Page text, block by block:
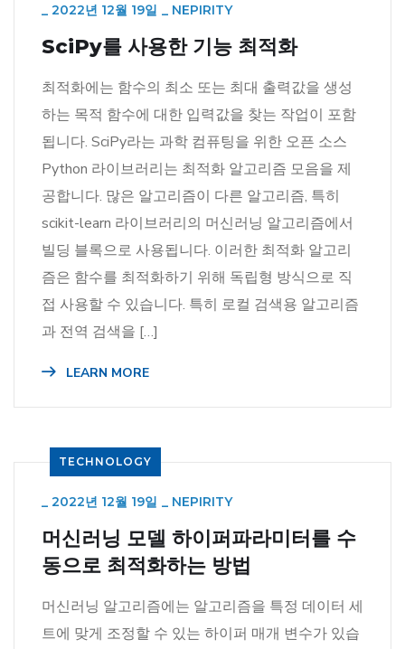
_ 2022년 12월 19일 _ NEPIRITY
SciPy를 사용한 기능 최적화
최적화에는 함수의 최소 또는 최대 출력값을 생성
하는 목적 함수에 대한 입력값을 찾는 작업이 포함
됩니다. SciPy라는 과학 컴퓨팅을 위한 오픈 소스
Python 라이브러리는 최적화 알고리즘 모음을 제
공합니다. 많은 알고리즘이 다른 알고리즘, 특히
scikit-learn 라이브러리의 머신러닝 알고리즘에서
빌딩 블록으로 사용됩니다. 이러한 최적화 알고리
즘은 함수를 최적화하기 위해 독립형 방식으로 직
접 사용할 수 있습니다. 특히 로컬 검색용 알고리즘
과 전역 검색을 […]
LEARN MORE
TECHNOLOGY
_ 2022년 12월 19일 _ NEPIRITY
머신러닝 모델 하이퍼파라미터를 수
동으로 최적화하는 방법
머신러닝 알고리즘에는 알고리즘을 특정 데이터 세
트에 맞게 조정할 수 있는 하이퍼 매개 변수가 있습